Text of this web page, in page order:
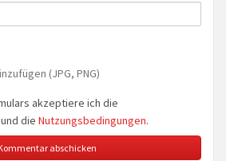
(JPG, PNG)
akzeptiere ich die
und die Nutzungsbedingungen.